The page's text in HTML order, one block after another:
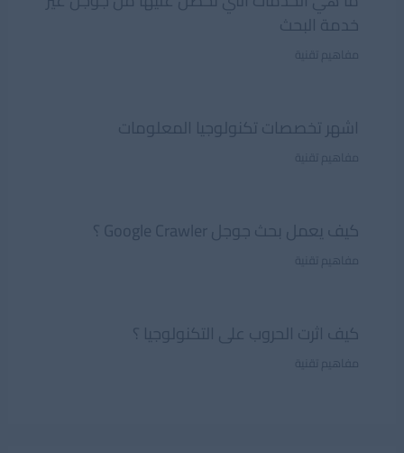
خدمة البحث
مفاهيم تقنية
اشهر تخصصات تكنولوجيا المعلومات
مفاهيم تقنية
كيف يعمل بحث جوجل Google Crawler ؟
مفاهيم تقنية
كيف اثرت الحروب على التكنولوجيا ؟
مفاهيم تقنية